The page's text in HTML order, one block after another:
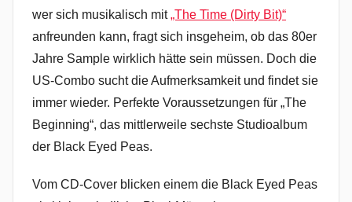
wer sich musikalisch mit„The Time (Dirty Bit)“
anfreunden kann, fragt sich insgeheim, ob das 80er
Jahre Sample wirklich hätte sein müssen. Doch die
US-Combo sucht die Aufmerksamkeit und findet sie
immer wieder. Perfekte Voraussetzungen für „The
Beginning“, das mittlerweile sechste Studioalbum
der Black Eyed Peas.
Vom CD-Cover blicken einem die Black Eyed Peas